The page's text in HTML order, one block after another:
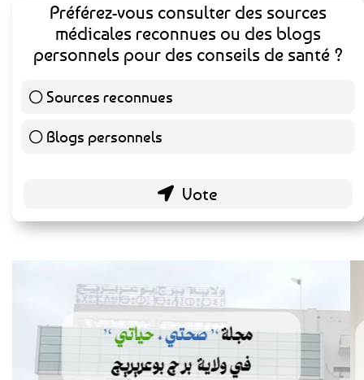
Préférez-vous consulter des sources
médicales reconnues ou des blogs
personnels pour des conseils de santé ?
Sources reconnues
Blogs personnels